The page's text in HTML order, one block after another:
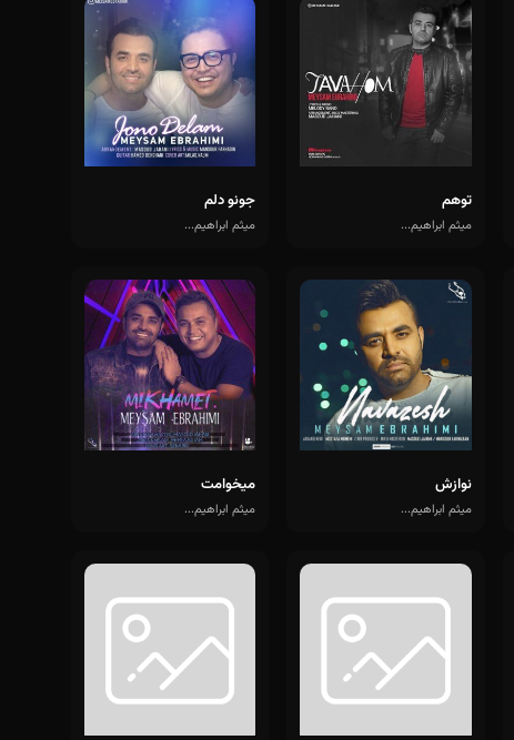
توهم
میثم ابراهیم...
جونو دلم
میثم ابراهیم...
نوازش
میثم ابراهیم...
میخوامت
میثم ابراهیم...